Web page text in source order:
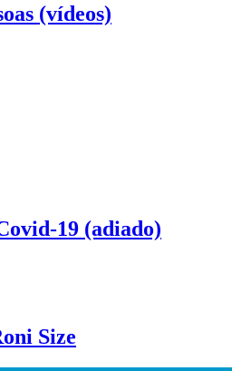
(vídeos)
19 (adiado)
Size